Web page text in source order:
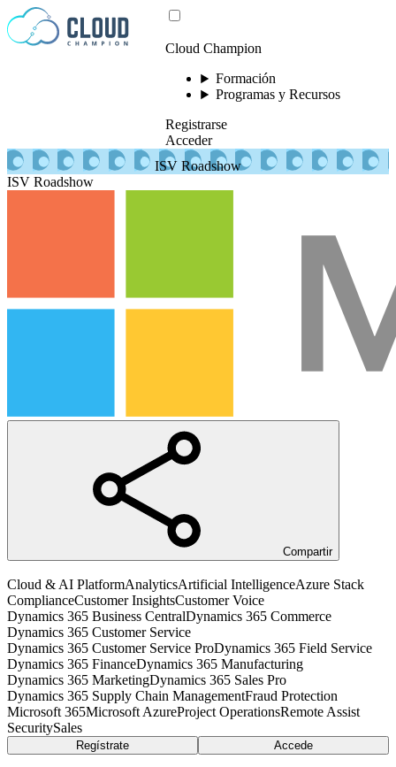
Saltar al contenido
Cloud Champion
Formación
Programas y Recursos
Registrarse
Acceder
ISV Roadshow
ISV Roadshow
Compartir
Cloud & AI PlatformAnalyticsArtificial IntelligenceAzure Stack
ComplianceCustomer InsightsCustomer Voice
Dynamics 365 Business CentralDynamics 365 Commerce
Dynamics 365 Customer Service
Dynamics 365 Customer Service ProDynamics 365 Field Service
Dynamics 365 FinanceDynamics 365 Manufacturing
Dynamics 365 MarketingDynamics 365 Sales Pro
Dynamics 365 Supply Chain ManagementFraud Protection
Microsoft 365Microsoft AzureProject OperationsRemote Assist
SecuritySales
Regístrate Accede